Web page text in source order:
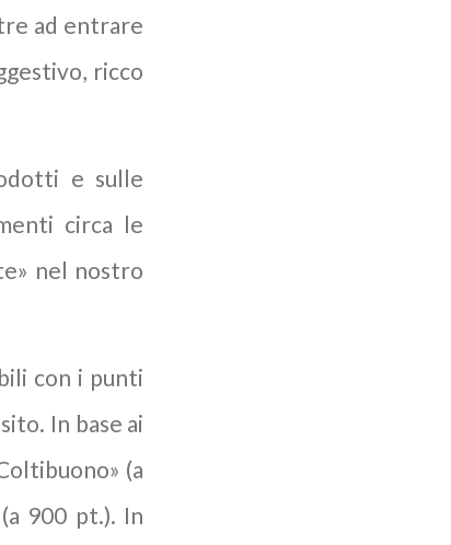
ad entrare
ricco
e sulle
circa le
nel nostro
con i punti
In base ai
(a
900 pt.). In